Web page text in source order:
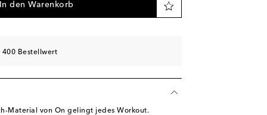
In den Warenkorb
400 Bestellwert
Material von On gelingt jedes Workout.